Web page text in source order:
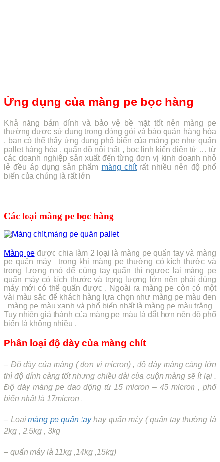
Ứng dụng của màng pe bọc hàng
Khả năng bám dính và bảo vệ bề mặt tốt nên màng pe
thường được sử dụng trong đóng gói và bảo quản hàng hóa
, bạn có thể thấy ứng dụng phổ biến của màng pe như quấn
pallet hàng hóa , quấn đồ nội thất , bọc linh kiện điện tử … từ
các doanh nghiệp sản xuất đến từng đơn vị kinh doanh nhỏ
lẻ đều áp dụng sản phẩm màng chítrất nhiều nên độ phổ
biến của chúng là rất lớn
Các loại màng pe bọc hàng
Màng peđược chia làm 2 loại là màng pe quấn tay và màng
pe quấn máy , trong khi màng pe thường có kích thước và
trọng lượng nhỏ để dùng tay quấn thì ngược lại màng pe
quấn máy có kích thước và trọng lượng lớn nên phải dùng
máy mới có thể quấn được . Ngoài ra màng pe còn có một
vài màu sắc để khách hàng lựa chọn như màng pe màu đen
, màng pe màu xanh và phổ biến nhất là màng pe màu trắng .
Tuy nhiên giá thành của màng pe màu là đắt hơn nên độ phổ
biến là không nhiều .
Phân loại độ dày của màng chít
– Độ dày của màng ( đơn vị micron) , độ dày màng càng lớn
thì độ dính càng tốt nhưng chiều dài của cuộn màng sẽ ít lại .
Độ dày màng pe dao động từ 15 micron – 45 micron , phổ
biến nhất là 17micron .
– Loạimàng pe quấn tayhay quấn máy ( quấn tay thường là
2kg , 2.5kg , 3kg
– quấn máy là 11kg ,14kg ,15kg)